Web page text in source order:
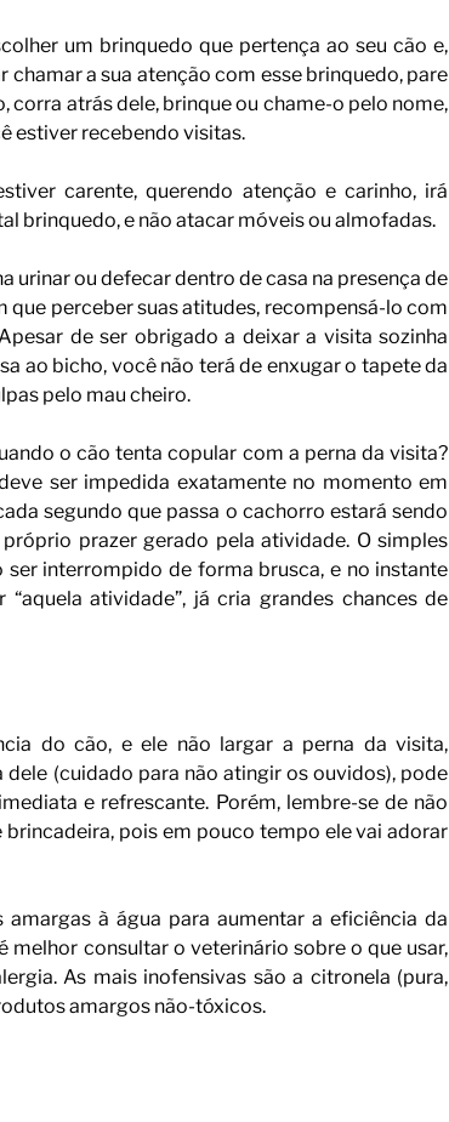
um brinquedo que pertença ao seu cão e,
chamar a sua atenção com esse brinquedo, pare
corra atrás dele, brinque ou chame-o pelo nome,
estiver recebendo visitas.
carente, querendo atenção e carinho, irá
brinquedo, e não atacar móveis ou almofadas.
urinar ou defecar dentro de casa na presença de
que perceber suas atitudes, recompensá-lo com
de ser obrigado a deixar a visita sozinha
ao bicho, você não terá de enxugar o tapete da
pelo mau cheiro.
o cão tenta copular com a perna da visita?
ser impedida exatamente no momento em
segundo que passa o cachorro estará sendo
prazer gerado pela atividade. O simples
ser interrompido de forma brusca, e no instante
atividade”, já cria grandes chances de
do cão, e ele não largar a perna da visita,
dele (cuidado para não atingir os ouvidos), pode
e refrescante. Porém, lembre-se de não
pois em pouco tempo ele vai adorar
amargas à água para aumentar a eficiência da
melhor consultar o veterinário sobre o que usar,
As mais inofensivas são a citronela (pura,
amargos não-tóxicos.